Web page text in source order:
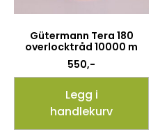
Gütermann Tera 180
overlocktråd 10000 m
550,-
Legg i
handlekurv